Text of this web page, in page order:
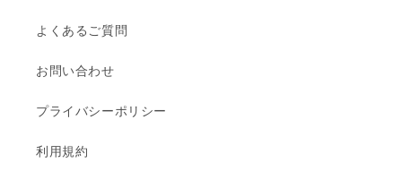
よくあるご質問
お問い合わせ
プライバシーポリシー
利用規約